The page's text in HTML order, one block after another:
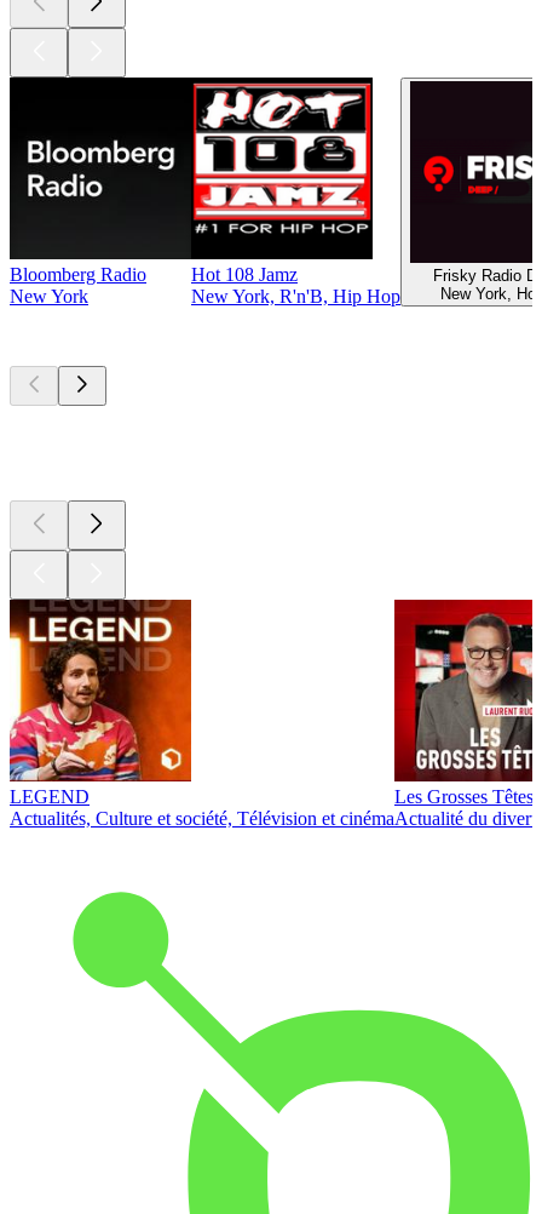
Bloomberg Radio
New York
Hot 108 Jamz
New York, R'n'B, Hip Hop
Frisky Radio
New York,
LEGEND
Actualités, Culture et société, Télévision et cinéma
Les Grosses Têtes
Actualité du